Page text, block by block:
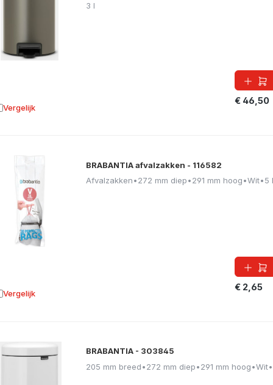
3 l
€ 46,50
Vergelijk aan vergelijking
BRABANTIA afvalzakken - 116582
Afvalzakken•272 mm diep•291 mm hoog•Wit•5 l
€ 2,65
Vergelijk aan vergelijking
BRABANTIA - 303845
205 mm breed•272 mm diep•291 mm hoog•Wit•